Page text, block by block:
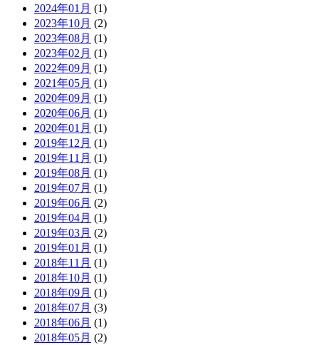
2024年01月 (1)
2023年10月 (2)
2023年08月 (1)
2023年02月 (1)
2022年09月 (1)
2021年05月 (1)
2020年09月 (1)
2020年06月 (1)
2020年01月 (1)
2019年12月 (1)
2019年11月 (1)
2019年08月 (1)
2019年07月 (1)
2019年06月 (2)
2019年04月 (1)
2019年03月 (2)
2019年01月 (1)
2018年11月 (1)
2018年10月 (1)
2018年09月 (1)
2018年07月 (3)
2018年06月 (1)
2018年05月 (2)